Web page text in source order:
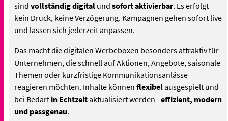
sind vollständig digital und sofort aktivierbar. Es erfolgt
kein Druck, keine Verzögerung. Kampagnen gehen sofort live
und lassen sich jederzeit anpassen.
Das macht die digitalen Werbeboxen besonders attraktiv für
Unternehmen, die schnell auf Aktionen, Angebote, saisonale
Themen oder kurzfristige Kommunikationsanlässe
reagieren möchten. Inhalte können flexibelausgespielt und
bei Bedarf in Echtzeitaktualisiert werden -effizient, modern
und passgenau.